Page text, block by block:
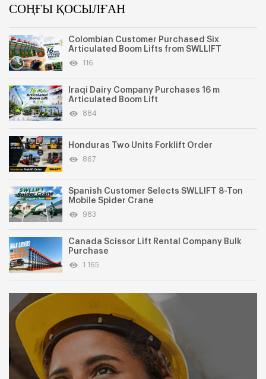
СОҢҒЫ ҚОСЫЛҒАН
Colombian Customer Purchased Six
Articulated Boom Lifts from SWLLIFT
116
Iraqi Dairy Company Purchases 16 m
Articulated Boom Lift
884
Honduras Two Units Forklift Order
867
Spanish Customer Selects SWLLIFT 8-Ton
Mobile Spider Crane
983
Canada Scissor Lift Rental Company Bulk
Purchase
1 165